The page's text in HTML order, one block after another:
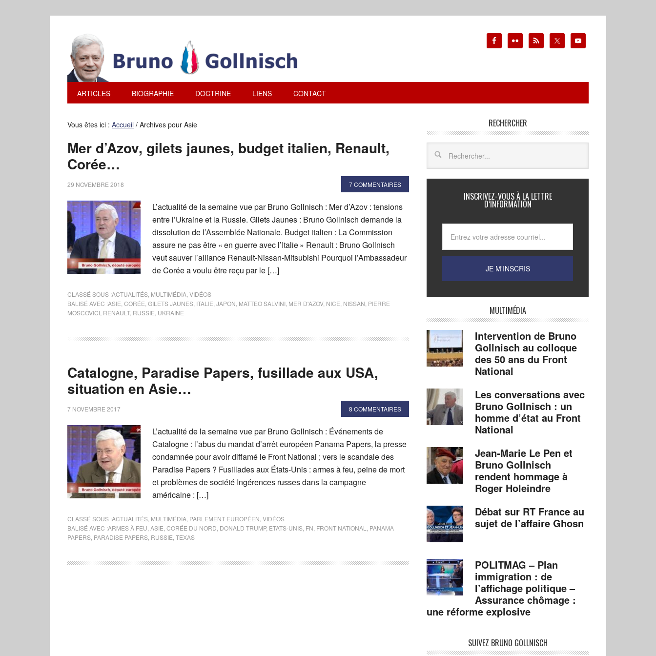
ARTICLES BIOGRAPHIE DOCTRINE LIENS CONTACT
Vous êtes ici : Accueil / Archives pour Asie
Mer d’Azov, gilets jaunes, budget italien, Renault,
Corée…
29 NOVEMBRE 2018 7 COMMENTAIRES
L’actualité de la semaine vue par Bruno Gollnisch : Mer d’Azov : tensions
entre l’Ukraine et la Russie. Gilets Jaunes : Bruno Gollnisch demande la
dissolution de l’Assemblée Nationale. Budget italien : La Commission
assure ne pas être « en guerre avec l’Italie » Renault : Bruno Gollnisch
veut sauver l’alliance Renault-Nissan-Mitsubishi Pourquoi l’Ambassadeur
de Corée a voulu être reçu par le […]
CLASSÉ SOUS :ACTUALITÉS MULTIMÉDIA VIDÉOS
BALISÉ AVEC :ASIE CORÉE GILETS JAUNES ITALIE JAPON MATTEO SALVINI MER D'AZOV, NICE NISSAN PIERRE
MOSCOVICI RENAULT, RUSSIE UKRAINE
Catalogne, Paradise Papers, fusillade aux USA,
situation en Asie…
7 NOVEMBRE 2017 8 COMMENTAIRES
L’actualité de la semaine vue par Bruno Gollnisch : Événements de
Catalogne : l’abus du mandat d’arrêt européen Panama Papers, la presse
condamnée pour avoir diffamé le Front National ; vers le scandale des
Paradise Papers ? Fusillades aux États-Unis : armes à feu, peine de mort
et problèmes de société Ingérences russes dans la campagne
américaine : […]
CLASSÉ SOUS :ACTUALITÉS MULTIMÉDIA PARLEMENT EUROPÉEN VIDÉOS
BALISÉ AVEC :ARMES À FEU ASIE CORÉE DU NORD DONALD TRUMP, ETATS-UNIS FN FRONT NATIONAL
PANAMA
PAPERS PARADISE PAPERS RUSSIE TEXAS
RECHERCHER
INSCRIVEZ-VOUS À LA LETTRE
D’INFORMATION
MULTIMÉDIA
Intervention de Bruno
Gollnisch au colloque
des 50 ans du Front
National
Les conversations avec
Bruno Gollnisch : un
homme d’état au Front
National
Jean-Marie Le Pen et
Bruno Gollnisch
rendent hommage à
Roger Holeindre
Débat sur RT France au
sujet de l’affaire Ghosn
POLITMAG – Plan
immigration : de
l’affichage politique –
Assurance chômage :
une réforme explosive
SUIVEZ BRUNO GOLLNISCH